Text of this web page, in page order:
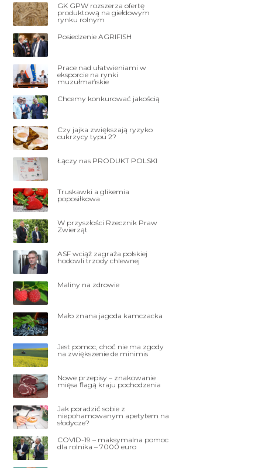
GK GPW rozszerza ofertę
produktową na giełdowym
rynku rolnym
Posiedzenie AGRIFISH
Prace nad ułatwieniami w
eksporcie na rynki
muzułmańskie
Chcemy konkurować jakością
Czy jajka zwiększają ryzyko
cukrzycy typu 2?
Łączy nas PRODUKT POLSKI
Truskawki a glikemia
poposiłkowa
W przyszłości Rzecznik Praw
Zwierząt
ASF wciąż zagraża polskiej
hodowli trzody chlewnej
Maliny na zdrowie
Mało znana jagoda kamczacka
Jest pomoc, choć nie ma zgody
na zwiększenie de minimis
Nowe przepisy – znakowanie
mięsa flagą kraju pochodzenia
Jak poradzić sobie z
niepohamowanym apetytem na
słodycze?
COVID-19 – maksymalna pomoc
dla rolnika – 7000 euro